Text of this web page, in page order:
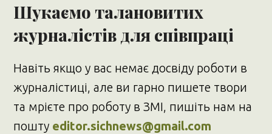
Шукаємо талановитих
журналістів для співпраці
Навіть якщо у вас немає досвіду роботи в
журналістиці, але ви гарно пишете твори
та мрієте про роботу в ЗМІ, пишіть нам на
пошту editor.sichnews@gmail.com